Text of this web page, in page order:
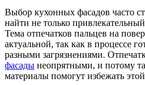
Выбор кухонных фасадов часто
найти не только
Тема отпечатков пальцев на
актуальной, так как в процессе
разными загрязнениями.
фасады неопрятными, и потому
материалы помогут избежать